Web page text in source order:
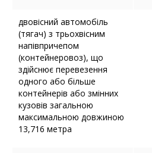
двовісний автомобіль
(тягач) з трьохвісним
напівпричепом
(контейнеровоз), що
здійснює перевезення
одного або більше
контейнерів або змінних
кузовів загальною
максимальною довжиною
13,716 метра